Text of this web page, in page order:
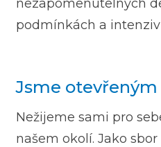
nezapomenutelných
podmínkách a
Jsme
Nežijeme sami pro
našem okolí. Jako